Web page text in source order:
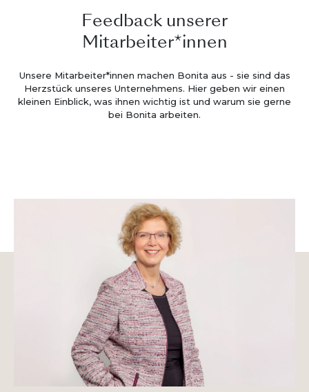
Feedback unserer
Mitarbeiter*innen
Unsere Mitarbeiter*innen machen Bonita aus - sie sind das
Herzstück unseres Unternehmens. Hier geben wir einen
kleinen Einblick, was ihnen wichtig ist und warum sie gerne
bei Bonita arbeiten.